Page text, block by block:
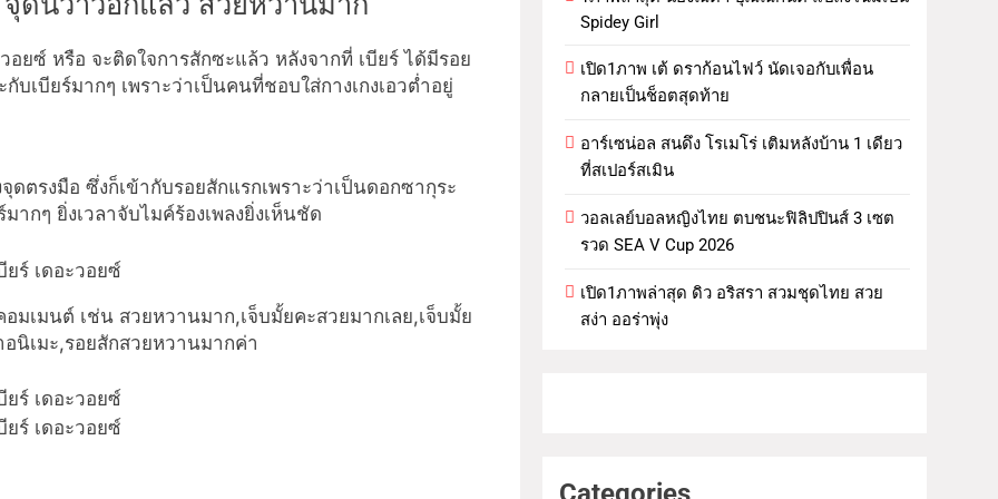
ยซ์ หรือ จะติดใจการสักซะแล้ว หลังจากที่ เบียร์ ได้มีรอย
บเบียร์มากๆ เพราะว่าเป็นคนที่ชอบใส่กางเกงเอวต่ำอยู่
ดตรงมือ ซึ่งก็เข้ากับรอยสักแรกเพราะว่าเป็นดอกซากุระ
กๆ ยิ่งเวลาจับไมค์ร้องเพลงยิ่งเห็นชัด
เมนต์ เช่น สวยหวานมาก,เจ็บมั้ยคะสวยมากเลย,เจ็บมั้ย
นิเมะ,รอยสักสวยหวานมากค่า
Spidey Girl
เปิด1ภาพ เต้ ดราก้อนไฟว์ นัดเจอกับเพื่อน
กลายเป็นช็อตสุดท้าย
อาร์เซน่อล สนดึง โรเมโร่ เติมหลังบ้าน 1 เดียว
ที่สเปอร์สเมิน
วอลเลย์บอลหญิงไทย ตบชนะฟิลิปปินส์ 3 เซต
รวด SEA V Cup 2026
เปิด1ภาพล่าสุด ดิว อริสรา สวมชุดไทย สวย
สง่า ออร่าพุ่ง